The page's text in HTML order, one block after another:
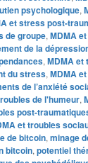
psychologique,
et stress post-
de groupe, MDMA
de la
, MDMA et
du stress, MDMA
de l’anxiété
de l'humeur,
post-
et troubles
de bitcoin, minage
bitcoin, potentiel